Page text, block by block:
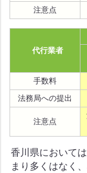
注意点
代行業者
手数料
法務局への提出
注意点
香川県において
まり多くはなく